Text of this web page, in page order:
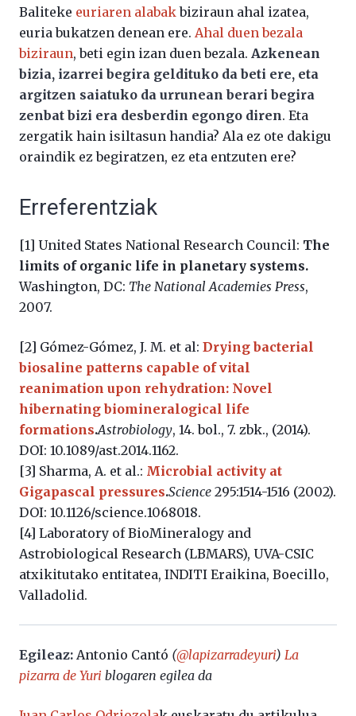
Baliteke euriaren alabakbiziraun ahal izatea,
euria bukatzen denean ere. Ahal duen bezala
biziraun, beti egin izan duen bezala. Azkenean
bizia, izarrei begira geldituko da beti ere, eta
argitzen saiatuko da urrunean berari begira
zenbat bizi era desberdin egongo diren. Eta
zergatik hain isiltasun handia? Ala ez ote dakigu
oraindik ez begiratzen, ez eta entzuten ere?
Erreferentziak
[1] United States National Research Council: The
limits of organic life in planetary systems.
Washington, DC: The National Academies Press,
2007.
[2] Gómez-Gómez, J. M. et al: Drying bacterial
biosaline patterns capable of vital
reanimation upon rehydration: Novel
hibernating biomineralogical life
formations.Astrobiology, 14. bol., 7. zbk., (2014).
DOI: 10.1089/ast.2014.1162.
[3] Sharma, A. et al.: Microbial activity at
Gigapascal pressures.Science 295:1514-1516 (2002).
DOI: 10.1126/science.1068018.
[4] Laboratory of BioMineralogy and
Astrobiological Research (LBMARS), UVA-CSIC
atxikitutako entitatea, INDITI Eraikina, Boecillo,
Valladolid.
Egileaz: Antonio Cantó (@lapizarradeyuri) La
pizarra de Yuri blogaren egilea da